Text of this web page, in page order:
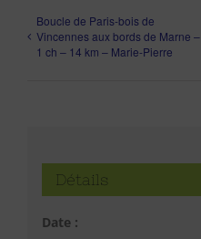
Boucle de Paris-bois de
Vincennes aux bords de Marne –
1 ch – 14 km – Marie-Pierre
Détails
Date :